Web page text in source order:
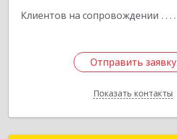
Клиентов на сопровождении
Отправить заявку
Показать контакты
Отправить заявку
Назад